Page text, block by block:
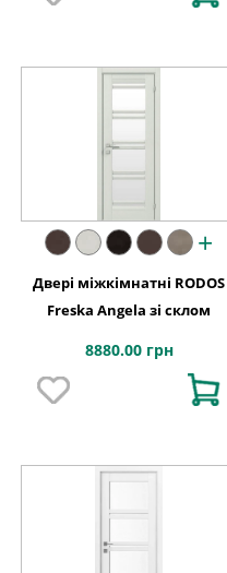
+
Двері міжкімнатні RODOS
Freska Angela зі склом
8880.00 грн